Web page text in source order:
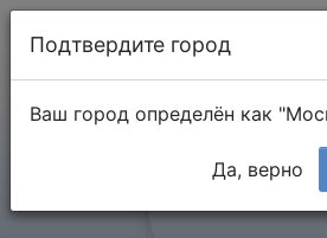
Подтвердите город
Ваш город определён как
Да, верно